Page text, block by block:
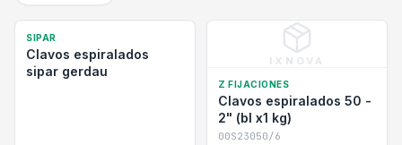
SIPAR
Clavos espiralados
sipar gerdau
IXNOVA
Z FIJACIONES
Clavos espiralados 50 -
2" (bl x1 kg)
00S23050/6